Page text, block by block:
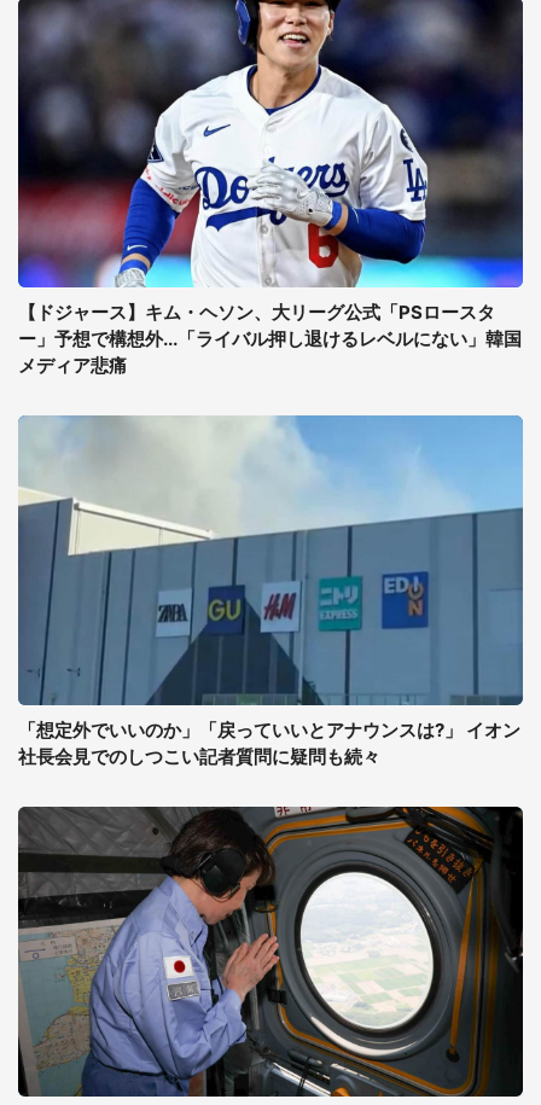
【ドジャース】キム・ヘソン、大リーグ公式「PSロースタ
ー」予想で構想外...「ライバル押し退けるレベルにない」韓国
メディア悲痛
「想定外でいいのか」「戻っていいとアナウンスは?」 イオン
社長会見でのしつこい記者質問に疑問も続々